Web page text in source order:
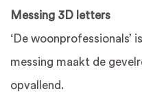
Messing 3D letters
‘De woonprofessionals’
messing maakt de
opvallend.